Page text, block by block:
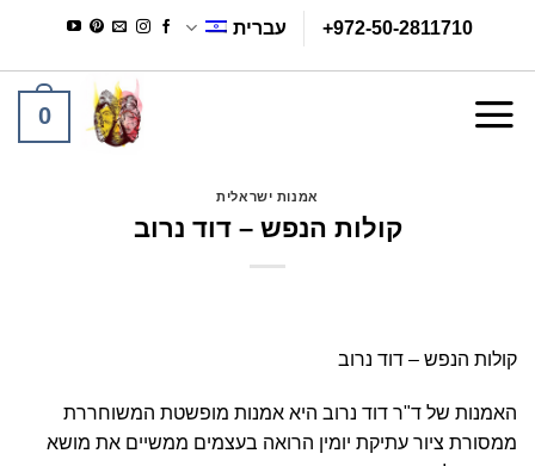
content
+972-50-2811710 עברית
0
אמנות ישראלית
קולות הנפש – דוד נרוב
קולות הנפש – דוד נרוב
האמנות של ד"ר דוד נרוב היא אמנות מופשטת המשוחררת
ממסורת ציור עתיקת יומין הרואה בעצמים ממשיים את מושא